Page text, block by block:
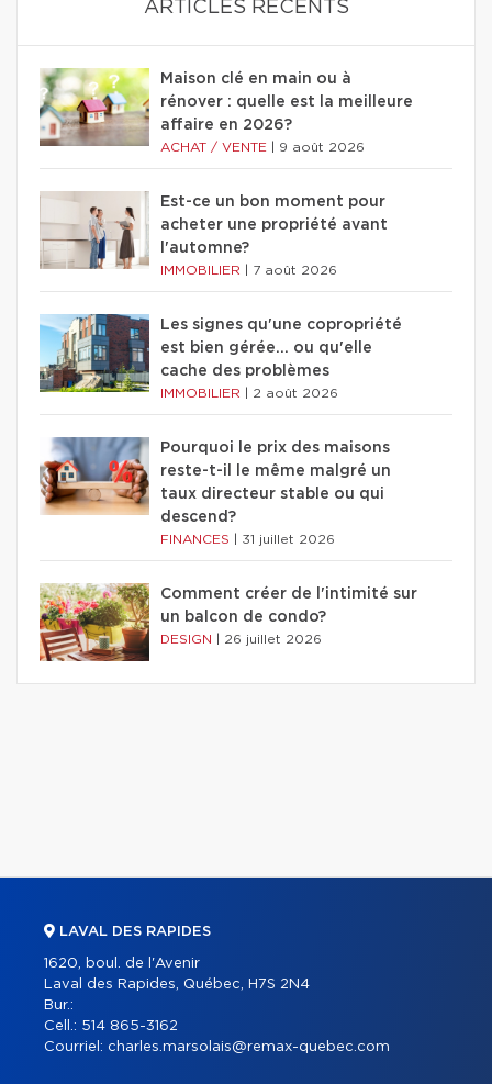
ARTICLES RÉCENTS
Maison clé en main ou à
rénover : quelle est la meilleure
affaire en 2026?
ACHAT / VENTE 9 août 2026
Est-ce un bon moment pour
acheter une propriété avant
l'automne?
IMMOBILIER 7 août 2026
Les signes qu'une copropriété
est bien gérée… ou qu'elle
cache des problèmes
IMMOBILIER 2 août 2026
Pourquoi le prix des maisons
reste-t-il le même malgré un
taux directeur stable ou qui
descend?
FINANCES 31 juillet 2026
Comment créer de l'intimité sur
un balcon de condo?
DESIGN 26 juillet 2026
LAVAL DES RAPIDES
1620, boul. de l'Avenir
Laval des Rapides, Québec, H7S 2N4
Bur.:
Cell.: 514 865-3162
Courriel: charles.marsolais@remax-quebec.com